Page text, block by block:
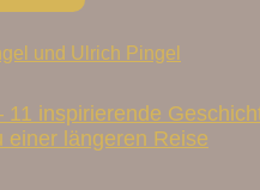
und Ulrich Pingel
11 inspirierende
einer längeren Reise